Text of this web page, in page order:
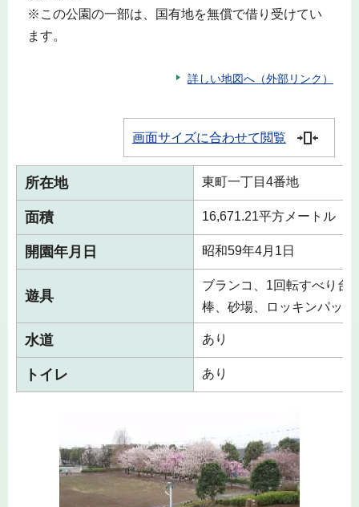
※この公園の一部は、国有地を無償で借り受けてい
ます。
詳しい地図へ（外部リンク）
画面サイズに合わせて閲覧
所在地 東町一丁目4番地
面積 16,671.21平方メートル
開園年月日 昭和59年4月1日
遊具
ブランコ、1回転すべり台
棒、砂場、ロッキンパッピ
水道 あり
トイレ あり